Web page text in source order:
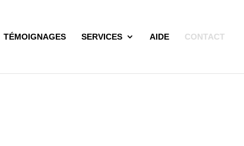
TÉMOIGNAGES SERVICES AIDE CONTACT